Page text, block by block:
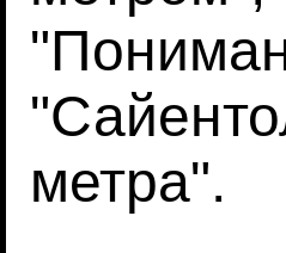
метра".